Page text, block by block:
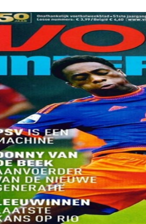
Gedragsverandering
Influencer marketing
Interne communicatie
Martech